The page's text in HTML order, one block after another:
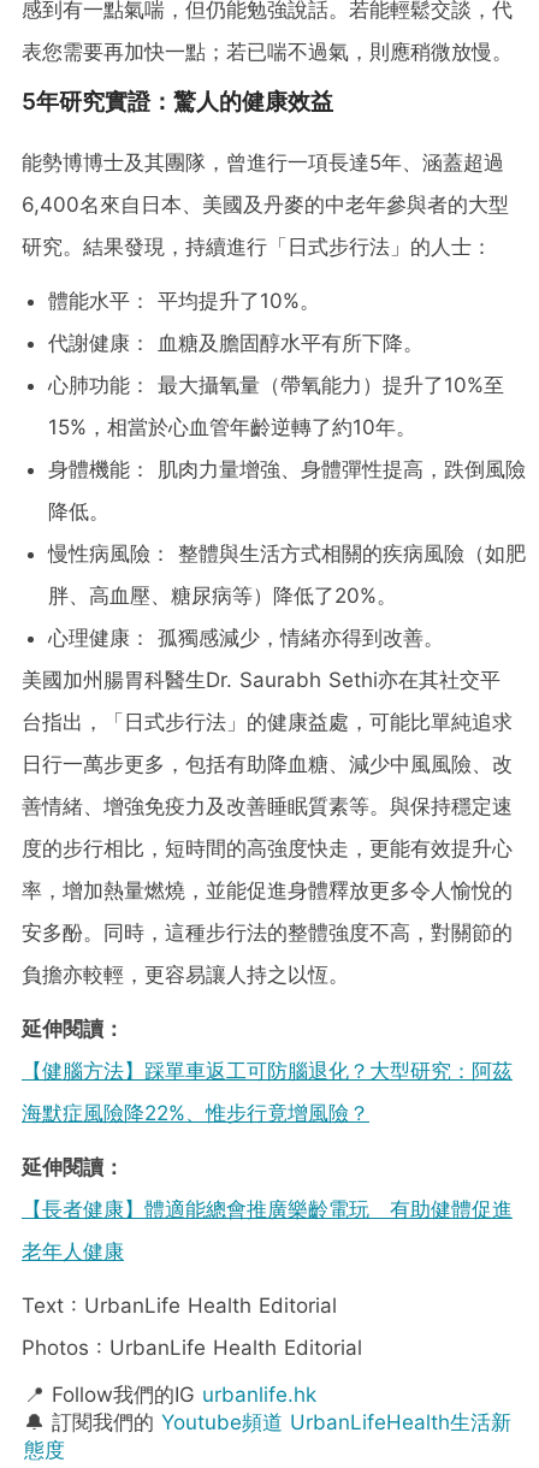
感到有一點氣喘，但仍能勉強說話。若能輕鬆交談，代
表您需要再加快一點；若已喘不過氣，則應稍微放慢。
5年研究實證：驚人的健康效益
能勢博博士及其團隊，曾進行一項長達5年、涵蓋超過
6,400名來自日本、美國及丹麥的中老年參與者的大型
研究。結果發現，持續進行「日式步行法」的人士：
體能水平： 平均提升了10%。
代謝健康： 血糖及膽固醇水平有所下降。
心肺功能： 最大攝氧量（帶氧能力）提升了10%至
15%，相當於心血管年齡逆轉了約10年。
身體機能： 肌肉力量增強、身體彈性提高，跌倒風險
降低。
慢性病風險： 整體與生活方式相關的疾病風險（如肥
胖、高血壓、糖尿病等）降低了20%。
心理健康： 孤獨感減少，情緒亦得到改善。
美國加州腸胃科醫生Dr. Saurabh Sethi亦在其社交平
台指出，「日式步行法」的健康益處，可能比單純追求
日行一萬步更多，包括有助降血糖、減少中風風險、改
善情緒、增強免疫力及改善睡眠質素等。與保持穩定速
度的步行相比，短時間的高強度快走，更能有效提升心
率，增加熱量燃燒，並能促進身體釋放更多令人愉悅的
安多酚。同時，這種步行法的整體強度不高，對關節的
負擔亦較輕，更容易讓人持之以恆。
延伸閱讀：
【健腦方法】踩單車返工可防腦退化？大型研究：阿茲
海默症風險降22%、惟步行竟增風險？
延伸閱讀：
【長者健康】體適能總會推廣樂齡電玩 有助健體促進
老年人健康
Text : UrbanLife Health Editorial
Photos : UrbanLife Health Editorial
📍 Follow我們的IG urbanlife.hk
🔔 訂閱我們的 Youtube頻道 UrbanLifeHealth生活新
態度